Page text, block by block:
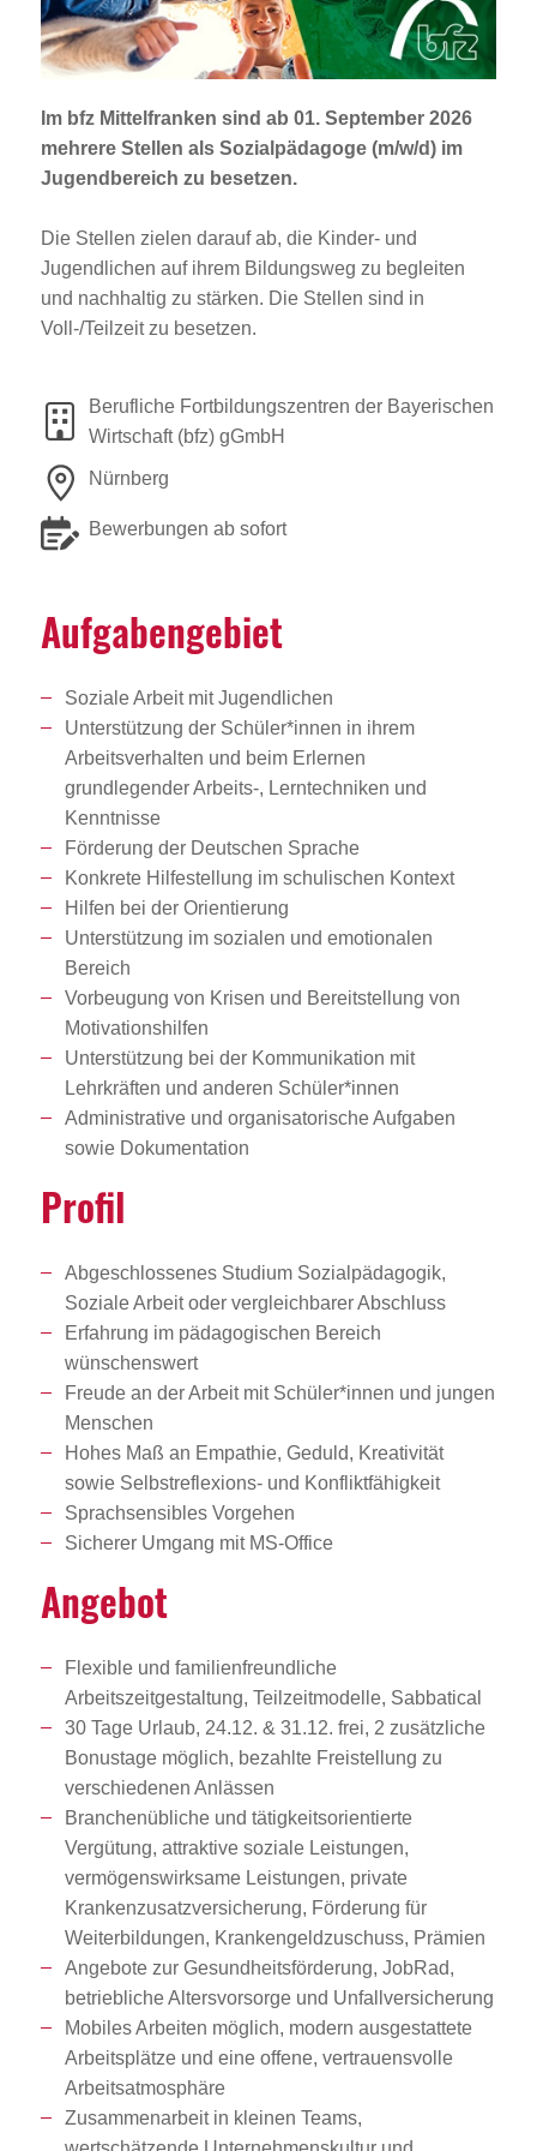
Jobportal
Presse und Medien
bbw e. V.
Karriere
Presse
Im bfz Mittelfranken sind ab 01. September 2026
mehrere Stellen als Sozialpädagoge (m/w/d)im
Jugendbereich zu besetzen.
Die Stellen zielen darauf ab, die Kinder- und
Jugendlichen auf ihrem Bildungsweg zu begleiten
und nachhaltig zu stärken. Die Stellen sind in
Voll-/Teilzeit zu besetzen.
Berufliche Fortbildungszentren der Bayerischen
Wirtschaft (bfz) gGmbH
Nürnberg
Bewerbungen ab sofort
Aufga­ben­ge­biet
Soziale Arbeit mit Jugendlichen
Unterstützung der Schüler*innen in ihrem
Arbeitsverhalten und beim Erlernen
grundlegender Arbeits-, Lerntechniken und
Kenntnisse
Förderung der Deutschen Sprache
Konkrete Hilfestellung im schulischen Kontext
Hilfen bei der Orientierung
Unterstützung im sozialen und emotionalen
Bereich
Vorbeugung von Krisen und Bereitstellung von
Motivationshilfen
Unterstützung bei der Kommunikation mit
Lehrkräften und anderen Schüler*innen
Administrative und organisatorische Aufgaben
sowie Dokumentation
Profil
Abgeschlossenes Studium Sozialpädagogik,
Soziale Arbeit oder vergleichbarer Abschluss
Erfahrung im pädagogischen Bereich
wünschenswert
Freude an der Arbeit mit Schüler*innen und jungen
Menschen
Hohes Maß an Empathie, Geduld, Kreativität
sowie Selbstreflexions- und Konfliktfähigkeit
Sprachsensibles Vorgehen
Sicherer Umgang mit MS-Office
Angebot
Flexible und familienfreundliche
Arbeitszeitgestaltung, Teilzeitmodelle, Sabbatical
30 Tage Urlaub, 24.12. & 31.12. frei, 2 zusätzliche
Bonustage möglich, bezahlte Freistellung zu
verschiedenen Anlässen
Branchenübliche und tätigkeitsorientierte
Vergütung, attraktive soziale Leistungen,
vermögenswirksame Leistungen, private
Krankenzusatzversicherung, Förderung für
Weiterbildungen, Krankengeldzuschuss, Prämien
Angebote zur Gesundheitsförderung, JobRad,
betriebliche Altersvorsorge und Unfallversicherung
Mobiles Arbeiten möglich, modern ausgestattete
Arbeitsplätze und eine offene, vertrauensvolle
Arbeitsatmosphäre
Zusammenarbeit in kleinen Teams,